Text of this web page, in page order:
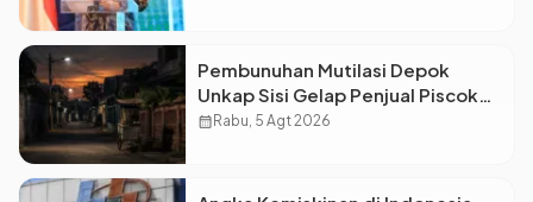
Pembunuhan Mutilasi Depok
Unkap Sisi Gelap Penjual Piscok
Berdarah Dingin
calendar_month Rabu, 5 Agt 2026